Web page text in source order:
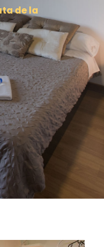
de la